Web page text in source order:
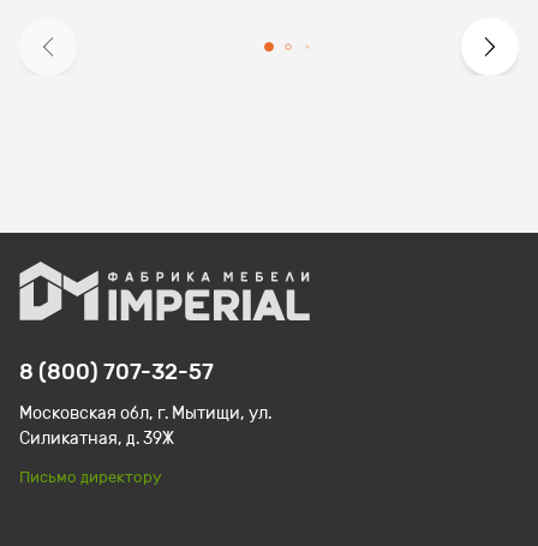
8 (800) 707-32-57
Московская обл, г. Мытищи, ул.
Силикатная, д. 39Ж
Письмо директору